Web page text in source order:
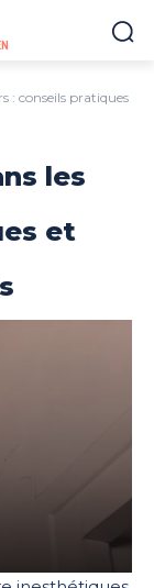
: conseils pratiques
les
et